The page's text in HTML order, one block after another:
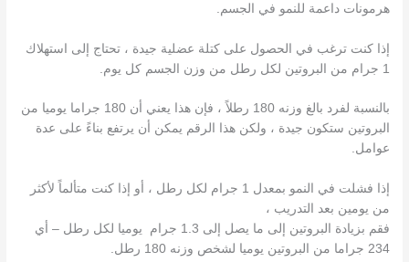
هرمونات داعمة للنمو في الجسم.
إذا كنت ترغب في الحصول على كتلة عضلية جيدة ، تحتاج إلى استهلاك
1 جرام من البروتين لكل رطل من وزن الجسم كل يوم.
بالنسبة لفرد بالغ وزنه 180 رطلاً ، فإن هذا يعني أن 180 جراما يوميا من
البروتين ستكون جيدة ، ولكن هذا الرقم يمكن أن يرتفع بناءً على عدة
عوامل.
إذا فشلت في النمو بمعدل 1 جرام لكل رطل ، أو إذا كنت متألماً لأكثر
من يومين بعد التدريب ،
فقم بزيادة البروتين إلى ما يصل إلى 1.3 جرام يوميا لكل رطل – أي
234 جراما من البروتين يوميا لشخص وزنه 180 رطل.